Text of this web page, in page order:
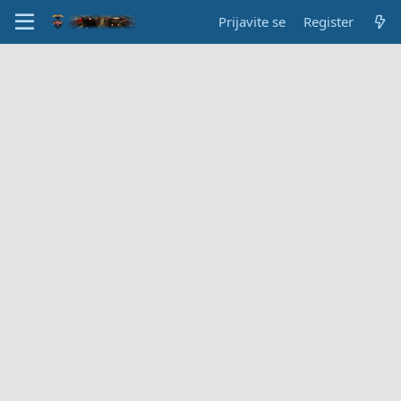
Prijavite se Register